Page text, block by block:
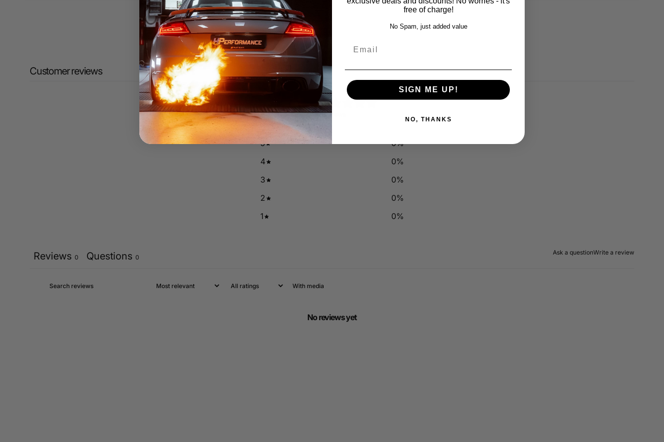
Customer reviews
0 / 50 reviews
5 0%
4
0%
3
0%
2
0%
1
0%
Ask a questionWrite a review
Reviews 0 Questions 0
With media
No reviews yet
free of charge!
No Spam, just added value
SIGN ME UP!
NO, THANKS